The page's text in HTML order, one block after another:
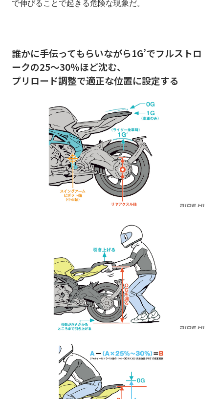
で伸びることで起きる危険な現象だ。
誰かに手伝ってもらいながら1G’でフルストロ
ークの25～30％ほど沈む、
プリロード調整で適正な位置に設定する